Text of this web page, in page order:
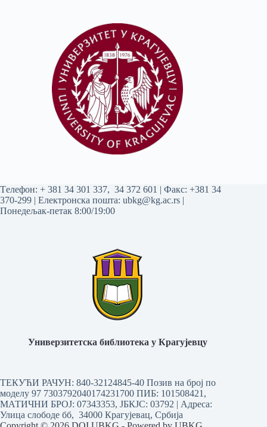
Tелефон: + 381 34 301 337, 34 372 601 | Факс: +381 34
370-299 | Електронска пошта: ubkg@kg.ac.rs |
Понедељак-петак 8:00/19:00
Универзитетска библиотека у Крагујевцу
ТЕКУЋИ РАЧУН: 840-32124845-40 Позив на број по
моделу 97 7303792040174231700 ПИБ: 101508421,
МАТИЧНИ БРОЈ: 07343353, ЈБКЈС: 03792 | Aдреса:
Улица слободе бб, 34000 Крагујевац, Србија